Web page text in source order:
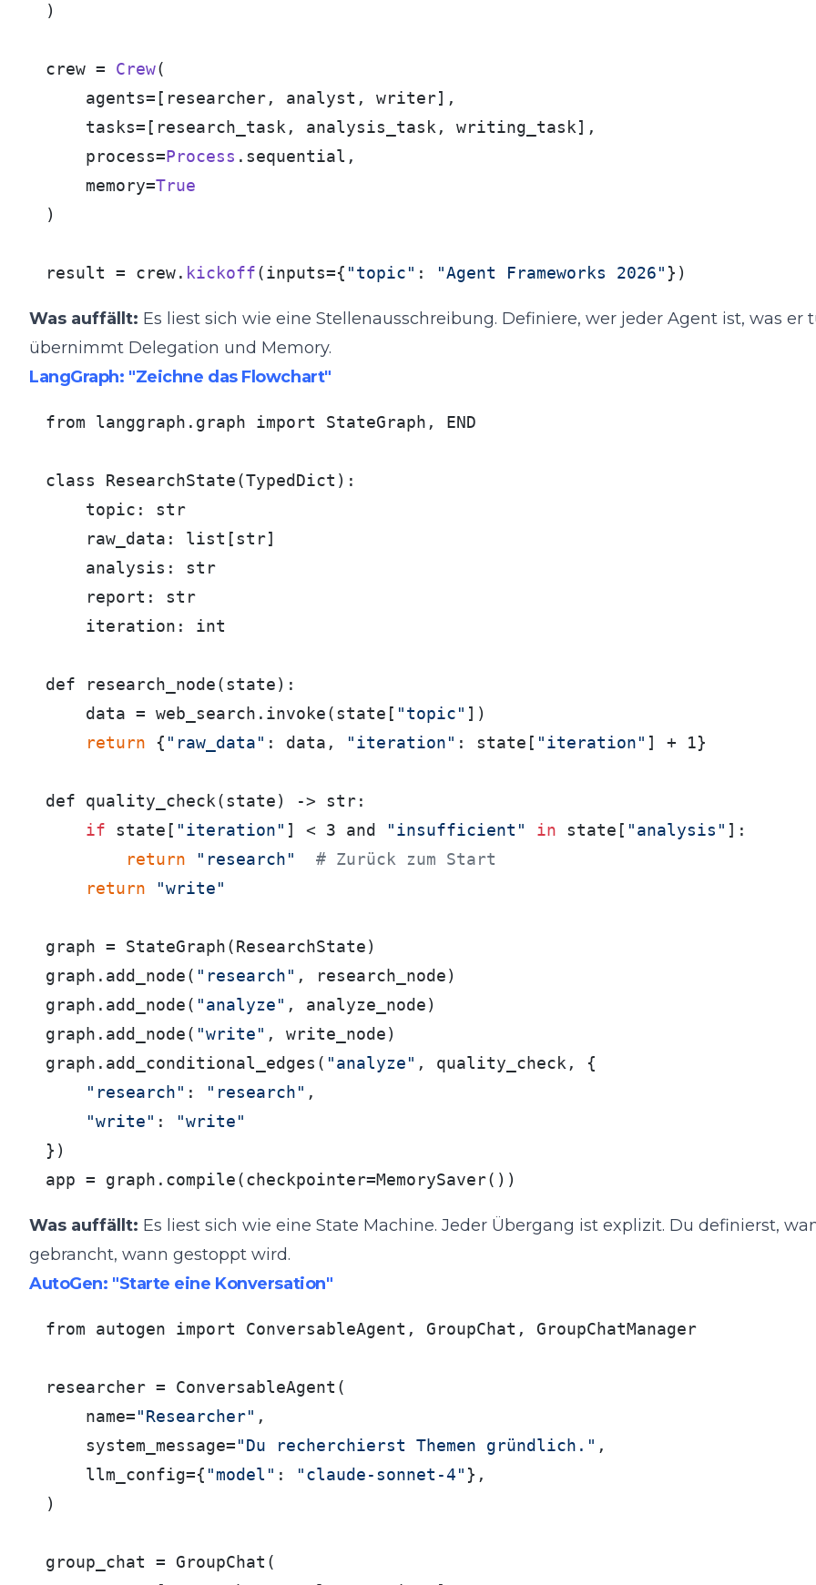
)
crew = Crew(
    agents=[researcher, analyst, writer],
    tasks=[research_task, analysis_task, writing_task],
    process=
Process . sequential ,
    memory=
True
)
result = crew. kickoff(inputs={ "topic" : "Agent Frameworks 2026" })
Was auffällt: Es liest sich wie eine Stellenausschreibung. Definiere, wer jeder Agent ist, was er
übernimmt Delegation und Memory.
LangGraph: "Zeichne das Flowchart"
from langgraph.graph import StateGraph, END
class ResearchState(TypedDict):
    topic: str
    raw_data: list[str]
    analysis: str
    report: str
    iteration: int
def research_node(state):
    data = web_search.invoke(state[
"topic" ])
return { "raw_data" : data, "iteration" : state[ "iteration" ] + 1}
def quality_check(state) -> str:
if state[ "iteration" ] < 3 and "insufficient" in state[ "analysis" ]:
return
"research"
# Zurück zum Start
return
"write"
graph = StateGraph(ResearchState)
graph.add_node( "research" , research_node)
graph.add_node( "analyze" , analyze_node)
graph.add_node( "write" , write_node)
graph.add_conditional_edges( "analyze" , quality_check, {
"research" : "research" ,
"write" :
"write"
})
app = graph.compile(checkpointer=MemorySaver())
Was auffällt: Es liest sich wie eine State Machine. Jeder Übergang ist explizit. Du definierst,
gebrancht, wann gestoppt wird.
AutoGen: "Starte eine Konversation"
from autogen import ConversableAgent, GroupChat, GroupChatManager
researcher = ConversableAgent(
    name=
"Researcher" ,
    system_message=
"Du recherchierst Themen gründlich." ,
    llm_config={
"model" : "claude-sonnet-4" },
)
group_chat = GroupChat(